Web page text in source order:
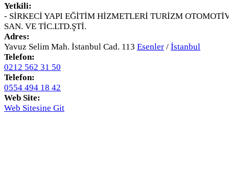
Yetkili:
- SİRKECİ YAPI EĞİTİM HİZMETLERİ TURİZM
SAN. VE TİC.LTD.ŞTİ.
Adres:
Yavuz Selim Mah. İstanbul Cad. 113 Esenler / İstanbul
Telefon:
0212 562 31 50
Telefon:
0554 494 18 42
Web Site:
Web Sitesine Git